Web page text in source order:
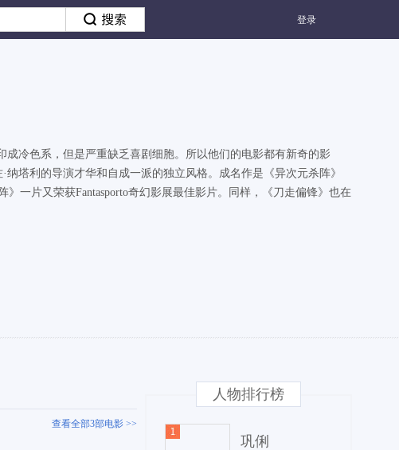
登录
冷色系，但是严重缺乏喜剧细胞。所以他们的电影都有新奇的影
塔利的导演才华和自成一派的独立风格。成名作是《异次元杀阵》
一片又荣获Fantasporto奇幻影展最佳影片。同样，《刀走偏锋》也在
查看全部3部电影 >>
人物排行榜
巩俐